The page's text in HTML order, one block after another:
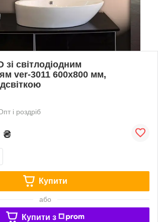
зі світлодіодним
ver-3011 600х800 мм,
і роздріб
₴
Купити
або
Купити з